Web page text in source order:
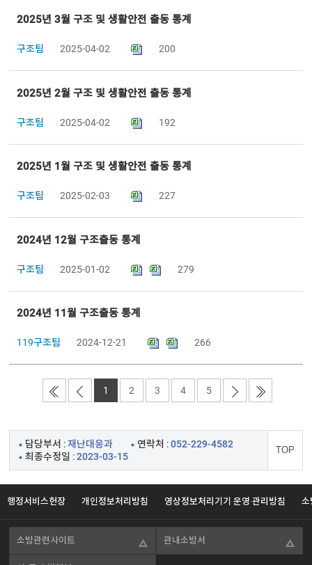
2025년 3월 구조 및 생활안전 출동 통계
구조팀 2025-04-02 200
2025년 2월 구조 및 생활안전 출동 통계
구조팀 2025-04-02 192
2025년 1월 구조 및 생활안전 출동 통계
구조팀 2025-02-03 227
2024년 12월 구조출동 통계
구조팀 2025-01-02 279
2024년 11월 구조출동 통계
119구조팀 2024-12-21 266
1 2 3 4 5
담당부서 : 재난대응과 연락처 :052-229-4582
최종수정일 :2023-03-15
TOP
행정서비스헌장 개인정보처리방침 영상정보처리기기 운영·관리방침 소
소방관련사이트 관내소방서